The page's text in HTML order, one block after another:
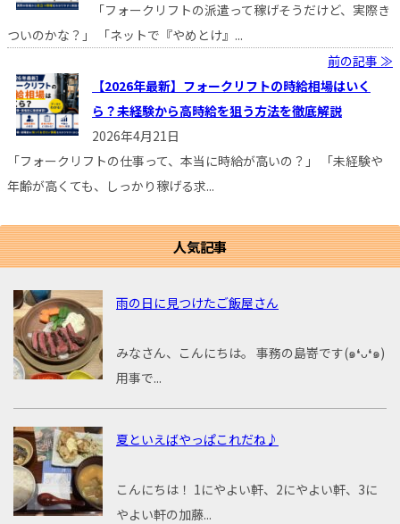
「フォークリフトの派遣って稼げそうだけど、実際き
ついのかな？」 「ネットで『やめとけ』...
前の記事 ≫
【2026年最新】フォークリフトの時給相場はいく
ら？未経験から高時給を狙う方法を徹底解説
2026年4月21日
「フォークリフトの仕事って、本当に時給が高いの？」 「未経験や
年齢が高くても、しっかり稼げる求...
人気記事
雨の日に見つけたご飯屋さん
みなさん、こんにちは。 事務の島嵜です(๑❛ᴗ❛๑)
用事で...
夏といえばやっぱこれだね♪
こんにちは！ 1にやよい軒、2にやよい軒、3に
やよい軒の加藤...